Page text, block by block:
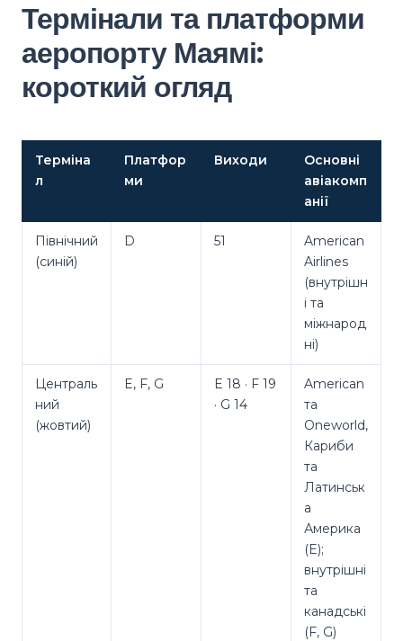
Термінали та платформи
аеропорту Маямі:
короткий огляд
Терміна
л
Платфор
ми
Виходи
Основні
авіакомп
анії
Північний
(синій)
D 51
American
Airlines
(внутрішн
і та
міжнарод
ні)
Централь
ний
(жовтий)
E, F, G
E 18 · F 19
· G 14
American
та
Oneworld,
Кариби
та
Латинськ
а
Америка
(E);
внутрішні
та
канадські
(F, G)